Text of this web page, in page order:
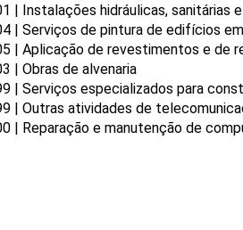
| Instalações hidráulicas, sanitárias
| Serviços de pintura de edifícios
| Aplicação de revestimentos e de
| Obras de alvenaria
| Serviços especializados para
| Outras atividades de
| Reparação e manutenção de